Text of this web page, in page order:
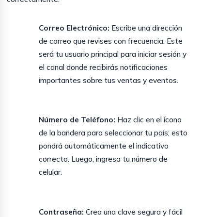
Correo Electrónico: Escribe una dirección
de correo que revises con frecuencia. Este
será tu usuario principal para iniciar sesión y
el canal donde recibirás notificaciones
importantes sobre tus ventas y eventos.
Número de Teléfono: Haz clic en el ícono
de la bandera para seleccionar tu país; esto
pondrá automáticamente el indicativo
correcto. Luego, ingresa tu número de
celular.
Contraseña: Crea una clave segura y fácil